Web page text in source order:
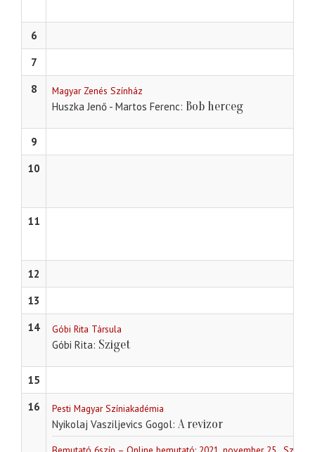
6
7
8
Magyar Zenés Színház
Huszka Jenő - Martos Ferenc Bob herceg
9
10
11
12
13
14
Góbi Rita Társula
Góbi Rita Sziget
15
16
Pesti Magyar Színiakadémia
Nyikolaj Vasziljevics Gogol A revizor